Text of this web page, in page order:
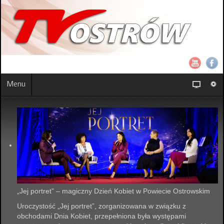
Menu
„Jej portret” – magiczny Dzień Kobiet w Powiecie Ostrowskim
Uroczystość „Jej portret”, zorganizowana w związku z
obchodami Dnia Kobiet, przepełniona była występami